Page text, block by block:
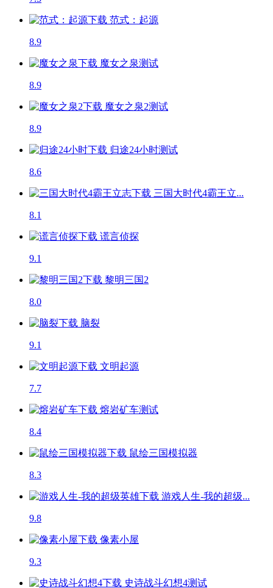
范式：起源
8.9
魔女之泉测试
8.9
魔女之泉2测试
8.9
归途24小时测试
8.6
三国大时代4霸王立...
8.1
谎言侦探
9.1
黎明三国2
8.0
脑裂
9.1
文明起源
7.7
熔岩矿车测试
8.4
鼠绘三国模拟器
8.3
游戏人生-我的超级...
9.8
像素小屋
9.3
史诗战斗幻想4测试